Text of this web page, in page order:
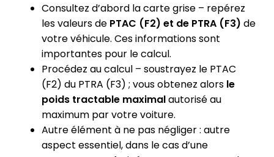
Consultez d’abord la carte grise – repérez
les valeurs de PTAC (F2) et de PTRA (F3) de
votre véhicule. Ces informations sont
importantes pour le calcul.
Procédez au calcul – soustrayez le PTAC
(F2) du PTRA (F3) ; vous obtenez alors le
poids tractable maximalautorisé au
maximum par votre voiture.
Autre élément à ne pas négliger : autre
aspect essentiel, dans le cas d’une